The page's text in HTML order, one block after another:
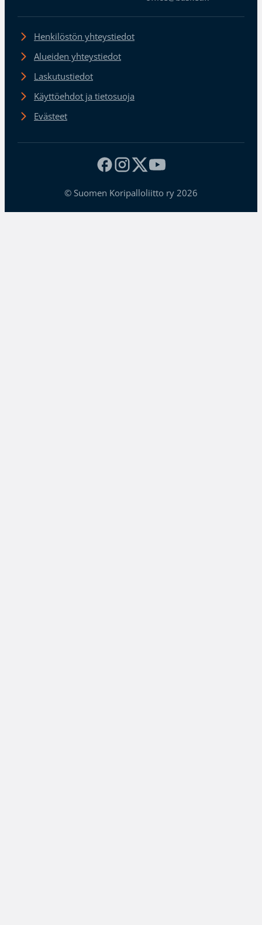
Henkilöstön yhteystiedot
Alueiden yhteystiedot
Laskutustiedot
Käyttöehdot ja tietosuoja
Evästeet
© Suomen Koripalloliitto ry 2026